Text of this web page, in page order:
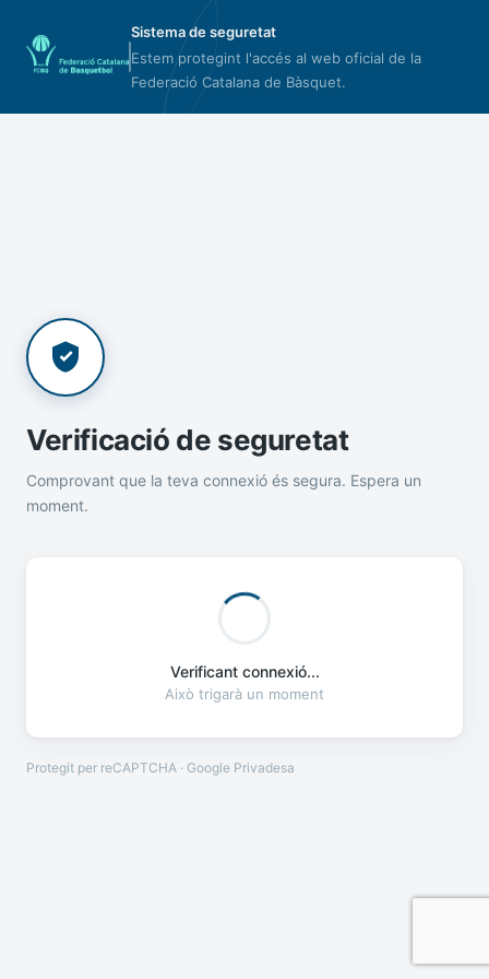
Sistema de seguretat
Estem protegint l'accés al web oficial de la
Federació Catalana de Bàsquet.
Verificació de seguretat
Comprovant que la teva connexió és segura. Espera un
moment.
Verificant connexió...
Això trigarà un moment
Protegit per reCAPTCHA · Google Privadesa